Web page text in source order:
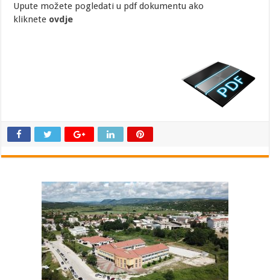
Upute možete pogledati u pdf dokumentu ako
kliknete ovdje